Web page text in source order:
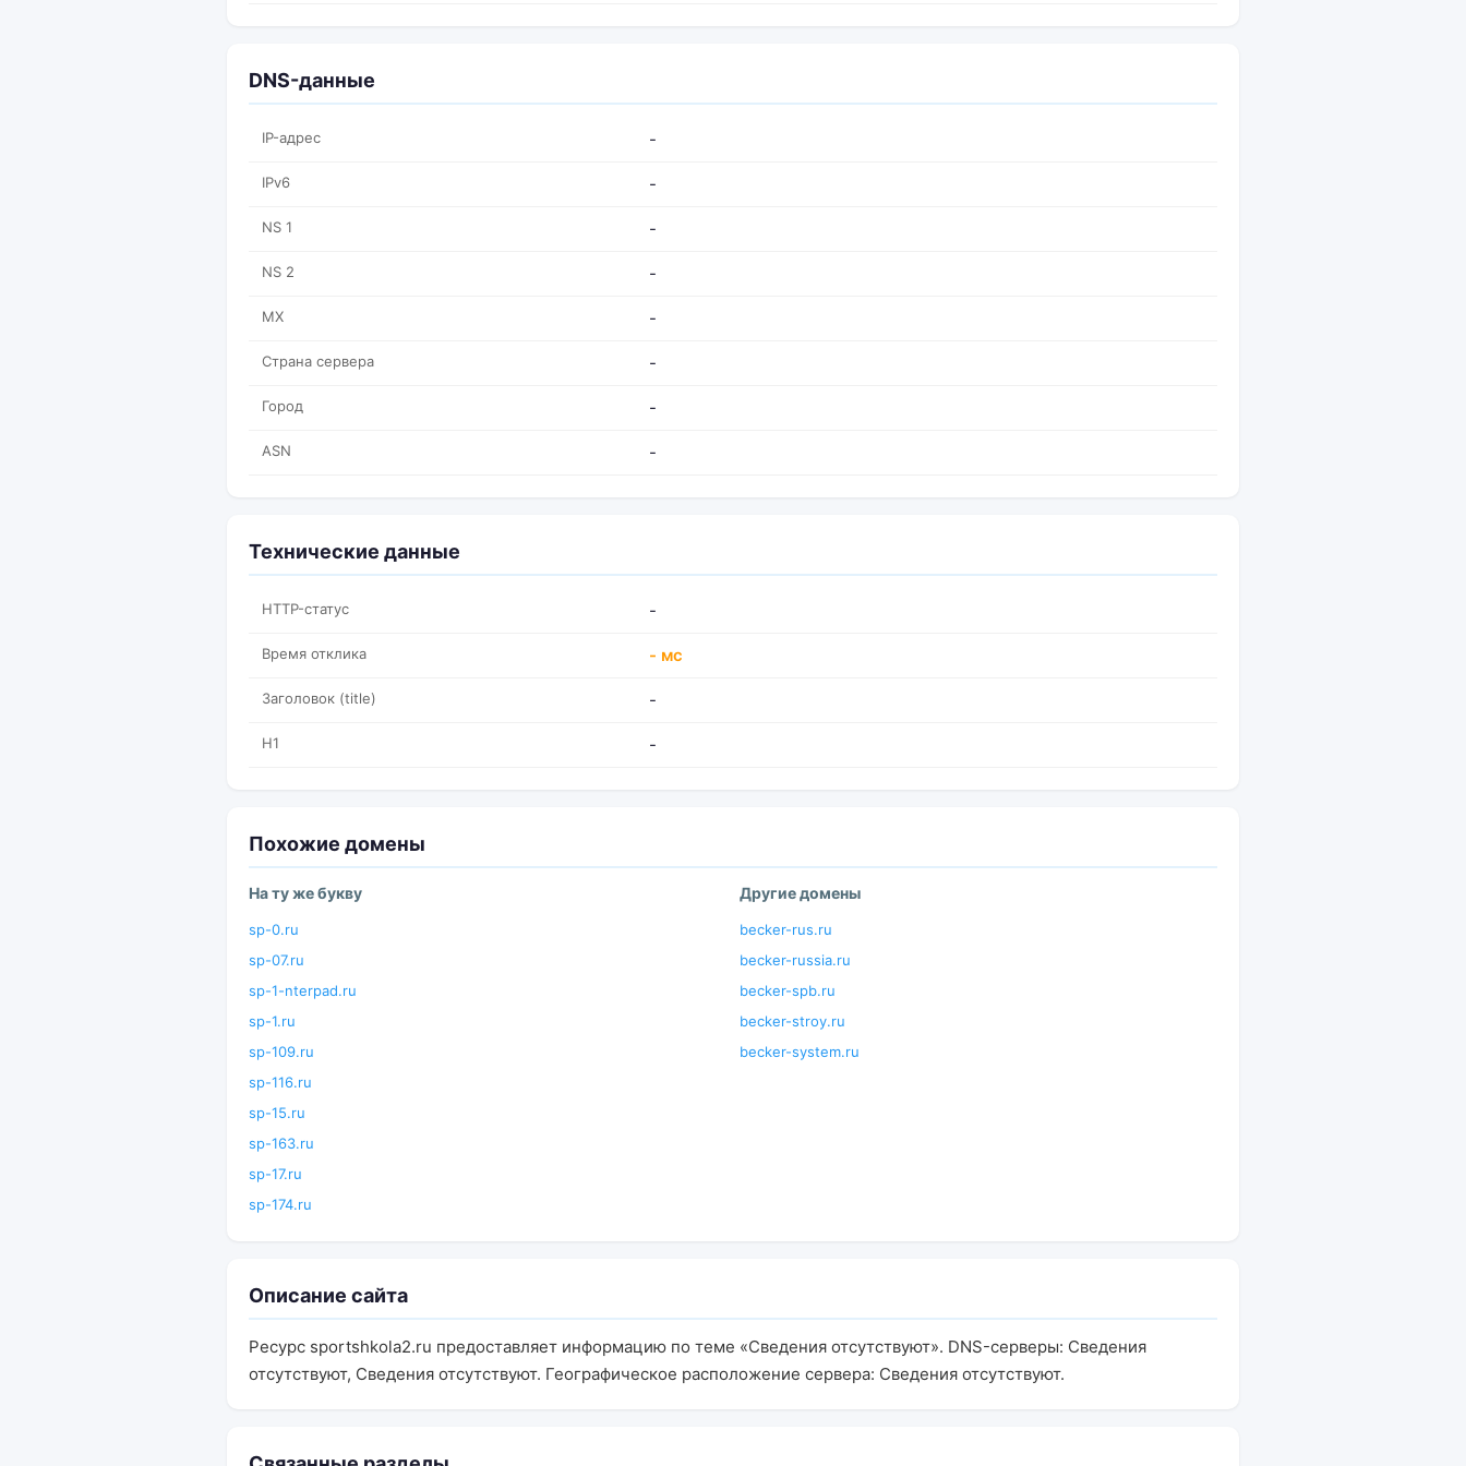
DNS-данные
IP-адрес -
IPv6 -
NS 1 -
NS 2 -
MX -
Страна сервера -
Город -
ASN -
Технические данные
HTTP-статус -
Время отклика - мс
Заголовок (title) -
H1 -
Похожие домены
На ту же букву
sp-0.ru
sp-07.ru
sp-1-nterpad.ru
sp-1.ru
sp-109.ru
sp-116.ru
sp-15.ru
sp-163.ru
sp-17.ru
sp-174.ru
Другие домены
becker-rus.ru
becker-russia.ru
becker-spb.ru
becker-stroy.ru
becker-system.ru
Описание сайта
Ресурс sportshkola2.ru предоставляет информацию по теме «Сведения отсутствуют». DNS-серверы: Сведения
отсутствуют, Сведения отсутствуют. Географическое расположение сервера: Сведения отсутствуют.